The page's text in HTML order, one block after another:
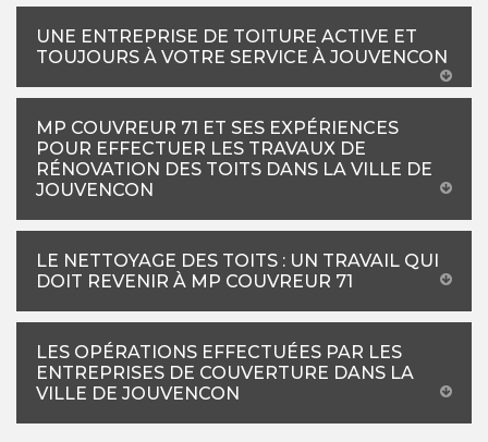
UNE ENTREPRISE DE TOITURE ACTIVE ET
TOUJOURS À VOTRE SERVICE À JOUVENCON
MP COUVREUR 71 ET SES EXPÉRIENCES
POUR EFFECTUER LES TRAVAUX DE
RÉNOVATION DES TOITS DANS LA VILLE DE
JOUVENCON
LE NETTOYAGE DES TOITS : UN TRAVAIL QUI
DOIT REVENIR À MP COUVREUR 71
LES OPÉRATIONS EFFECTUÉES PAR LES
ENTREPRISES DE COUVERTURE DANS LA
VILLE DE JOUVENCON